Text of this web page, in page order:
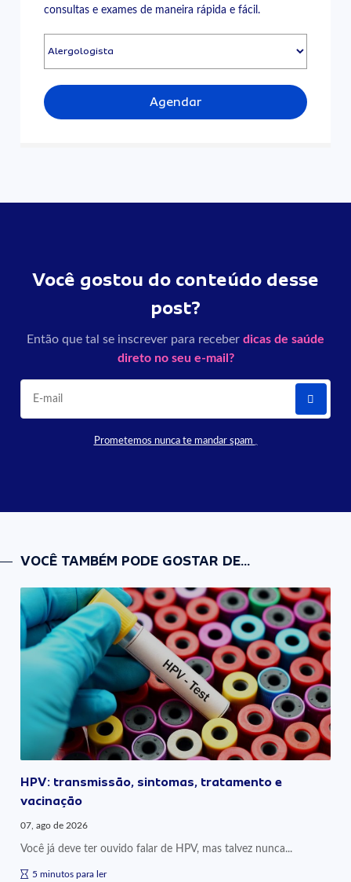
consultas e exames de maneira rápida e fácil.
Agendar
Você gostou do conteúdo desse
post?
Então que tal se inscrever para receber dicas de saúde
direto no seu e-mail?
Prometemos nunca te mandar spam
VOCÊ TAMBÉM PODE GOSTAR DE...
HPV: transmissão, sintomas, tratamento e
vacinação
07, ago de 2026
Você já deve ter ouvido falar de HPV, mas talvez nunca...
5 minutos para ler